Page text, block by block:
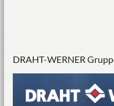
DRAHT-WERNER